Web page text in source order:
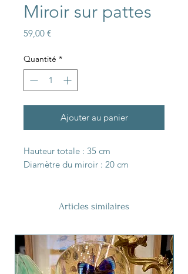
Miroir sur pattes
59,00 €Prix
Quantité *
Ajouter au panier
Hauteur totale : 35 cm
Diamètre du miroir : 20 cm
Articles similaires